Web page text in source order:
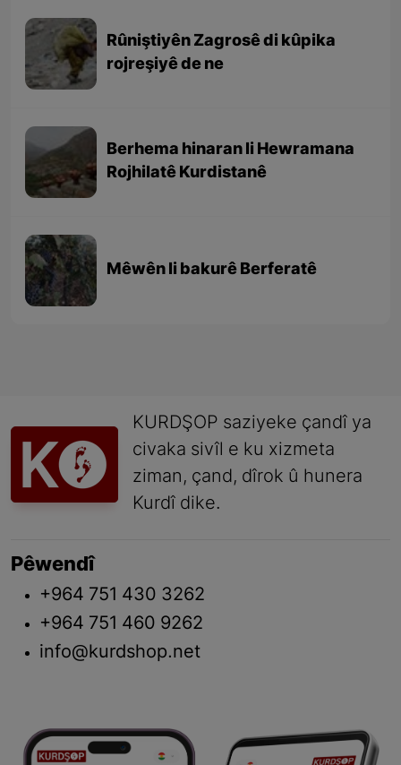
Rûniştiyên Zagrosê di kûpika
rojreşiyê de ne
Berhema hinaran li Hewramana
Rojhilatê Kurdistanê
Mêwên li bakurê Berferatê
KURDŞOP saziyeke çandî ya
civaka sivîl e ku xizmeta
ziman, çand, dîrok û hunera
Kurdî dike.
Pêwendî
+964 751 430 3262
+964 751 460 9262
info@kurdshop.net